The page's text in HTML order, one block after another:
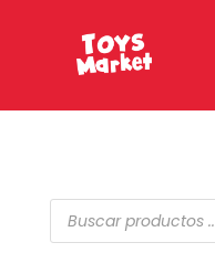
Búsqueda
de
productos